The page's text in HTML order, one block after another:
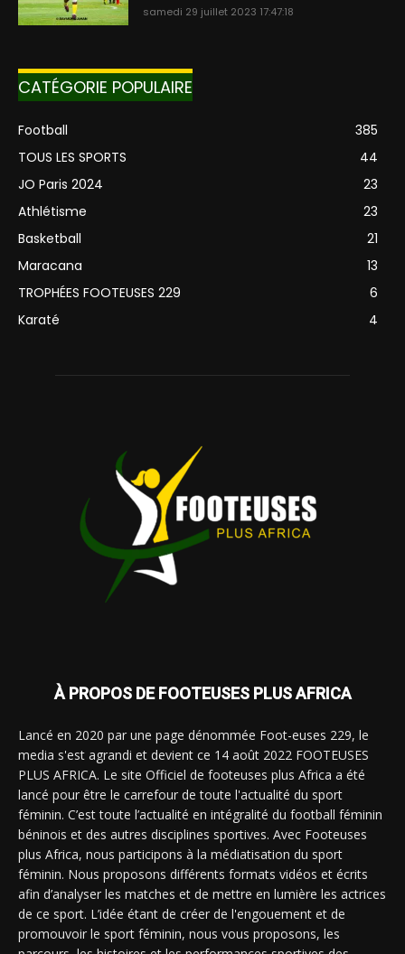
samedi 29 juillet 2023 17:47:18
CATÉGORIE POPULAIRE
Football
385
TOUS LES SPORTS
44
JO Paris 2024
23
Athlétisme
23
Basketball
21
Maracana
13
TROPHÉES FOOTEUSES 229
6
Karaté
4
À PROPOS DE FOOTEUSES PLUS AFRICA
Lancé en 2020 par une page dénommée Foot-euses 229, le
media s'est agrandi et devient ce 14 août 2022 FOOTEUSES
PLUS AFRICA. Le site Officiel de footeuses plus Africa a été
lancé pour être le carrefour de toute l'actualité du sport
féminin. C’est toute l’actualité en intégralité du football féminin
béninois et des autres disciplines sportives. Avec Footeuses
plus Africa, nous participons à la médiatisation du sport
féminin. Nous proposons différents formats vidéos et écrits
afin d’analyser les matches et de mettre en lumière les actrices
de ce sport. L’idée étant de créer de l'engouement et de
promouvoir le sport féminin, nous vous proposons, les